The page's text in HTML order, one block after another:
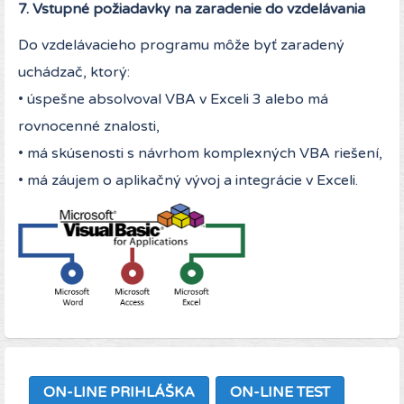
7. Vstupné požiadavky na zaradenie do vzdelávania
Do vzdelávacieho programu môže byť zaradený
uchádzač, ktorý:
• úspešne absolvoval VBA v Exceli 3 alebo má
rovnocenné znalosti,
• má skúsenosti s návrhom komplexných VBA riešení,
• má záujem o aplikačný vývoj a integrácie v Exceli.
ON-LINE PRIHLÁŠKA ON-LINE TEST